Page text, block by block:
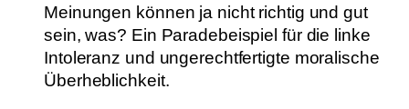
Meinungen können ja nicht richtig und gut
sein, was? Ein Paradebeispiel für die linke
Intoleranz und ungerechtfertigte moralische
Überheblichkeit.